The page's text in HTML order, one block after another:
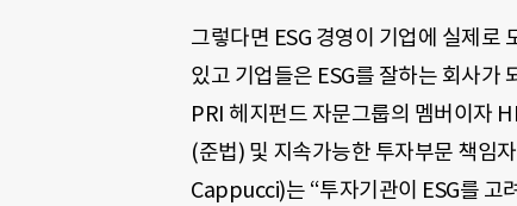
그렇다면 ESG 경영이 기업에 실제로
있고 기업들은 ESG를 잘하는 회사가
PRI 헤지펀드 자문그룹의 멤버이
(준법) 및 지속가능한 투자부문 책임
Cappucci)는 “투자기관이 ESG를 고